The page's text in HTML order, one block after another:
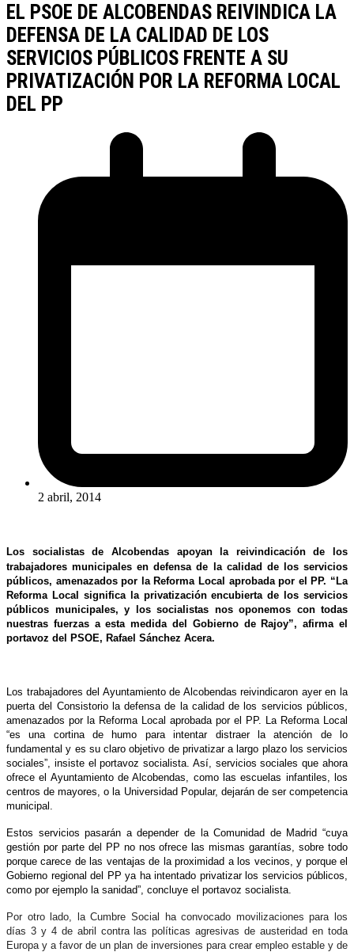
EL PSOE DE ALCOBENDAS REIVINDICA LA
DEFENSA DE LA CALIDAD DE LOS
SERVICIOS PÚBLICOS FRENTE A SU
PRIVATIZACIÓN POR LA REFORMA LOCAL
DEL PP
2 abril, 2014
Los socialistas de Alcobendas apoyan la reivindicación de los
trabajadores municipales en defensa de la calidad de los servicios
públicos, amenazados por la Reforma Local aprobada por el PP. “La
Reforma Local significa la privatización encubierta de los servicios
públicos municipales, y los socialistas nos oponemos con todas
nuestras fuerzas a esta medida del Gobierno de Rajoy”, afirma el
portavoz del PSOE, Rafael Sánchez Acera.
Los trabajadores del Ayuntamiento de Alcobendas reivindicaron ayer en la
puerta del Consistorio la defensa de la calidad de los servicios públicos,
amenazados por la Reforma Local aprobada por el PP.
La Reforma Local
“es una cortina de humo para intentar distraer la atención de lo
fundamental y es su claro objetivo de privatizar a largo plazo los servicios
sociales”, insiste el portavoz socialista. Así, servicios sociales que ahora
ofrece el Ayuntamiento de Alcobendas, como las escuelas infantiles, los
centros de mayores, o la Universidad Popular, dejarán de ser competencia
municipal.
Estos servicios pasarán a depender de la Comunidad de Madrid “cuya
gestión por parte del PP no nos ofrece las mismas garantías, sobre todo
porque carece de las ventajas de la proximidad a los vecinos, y porque el
Gobierno regional del PP ya ha intentado privatizar los servicios públicos,
como por ejemplo la sanidad”, concluye el portavoz socialista.
Por otro lado, la Cumbre Social ha convocado movilizaciones para los
días 3 y 4 de abril contra las políticas agresivas de austeridad en toda
Europa y a favor de un plan de inversiones para crear empleo estable y de